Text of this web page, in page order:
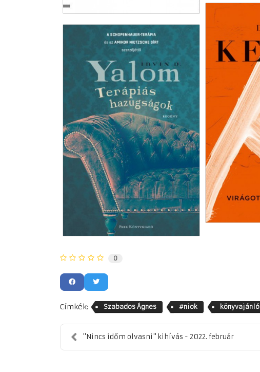
0
Címkék: Szabados Ágnes #niok könyvajánló
"Nincs időm olvasni" kihívás - 2022. február